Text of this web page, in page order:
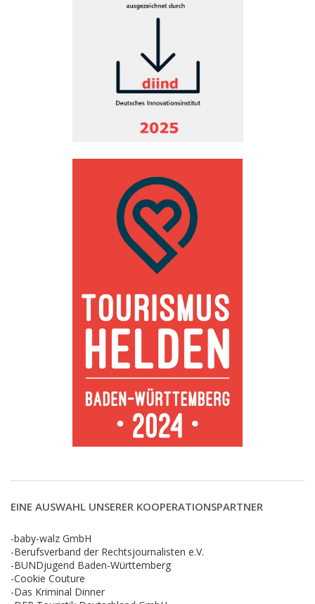
EINE AUSWAHL UNSERER KOOPERATIONSPARTNER
-baby-walz GmbH
-Berufsverband der Rechtsjournalisten e.V.
-BUNDjugend Baden-Württemberg
-Cookie Couture
-Das Kriminal Dinner